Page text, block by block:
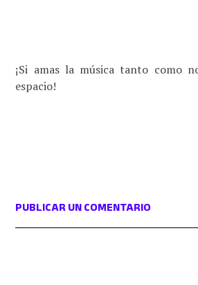
¡Si amas la música tanto como
espacio!
PUBLICAR UN COMENTARIO